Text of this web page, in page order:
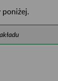
poniżej.